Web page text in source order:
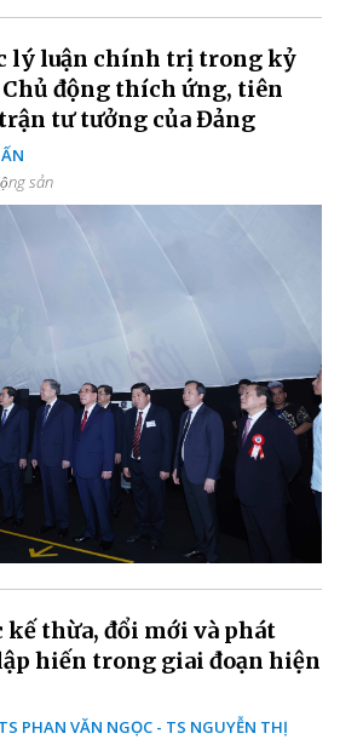
lý luận chính trị trong kỷ
Chủ động thích ứng, tiên
tư tưởng của Đảng
sản
kế thừa, đổi mới và phát
hiến trong giai đoạn hiện
PHAN VĂN NGỌC - TS NGUYỄN THỊ